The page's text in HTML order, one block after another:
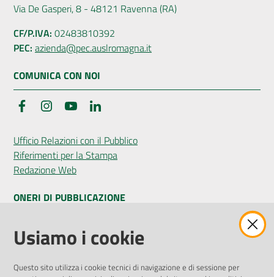
Via De Gasperi, 8 - 48121 Ravenna (RA)
CF/P.IVA: 02483810392
PEC: azienda@pec.auslromagna.it
COMUNICA CON NOI
FacebookInstagramYouTube
Ufficio Relazioni con il Pubblico
Riferimenti per la Stampa
Redazione Web
ONERI DI PUBBLICAZIONE
Amministrazione Trasparente
Pubblicità legale
Privacy Policy
Usiamo i cookie
Questo sito utilizza i cookie tecnici di navigazione e di sessione per